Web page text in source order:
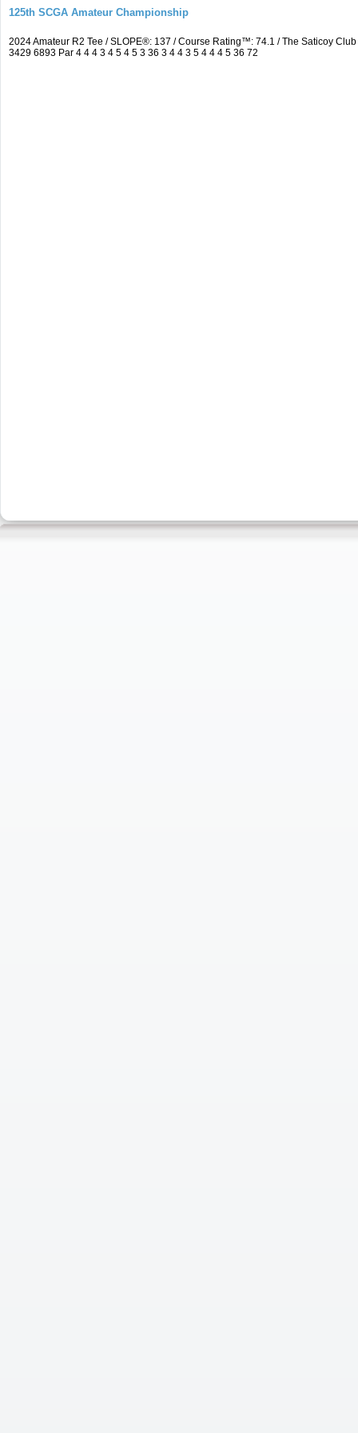
125th SCGA Amateur Championship
2024 Amateur R2 Tee / SLOPE®: 137 / Course Rating™: 74.1 / The Saticoy
3429 6893 Par 4 4 4 3 4 5 4 5 3 36 3 4 4 3 5 4 4 4 5 36 72